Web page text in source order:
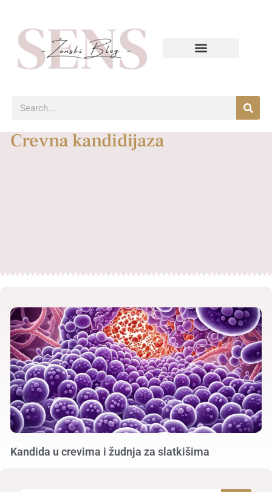
Crevna kandidijaza
Kandida u crevima i žudnja za slatkišima